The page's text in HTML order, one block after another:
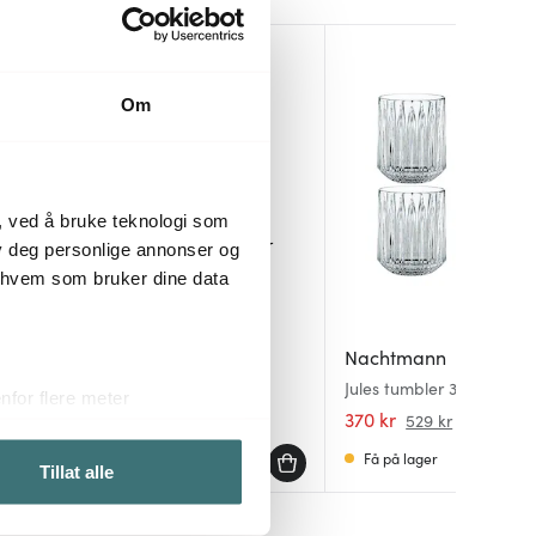
Om
ved å bruke teknologi som
personlige annonser og
som bruker dine data
flere meter
Tillat alle
Nachtmann
Jules tumbler 30,5 cl 4
370 kr 529 kr
Få på lager